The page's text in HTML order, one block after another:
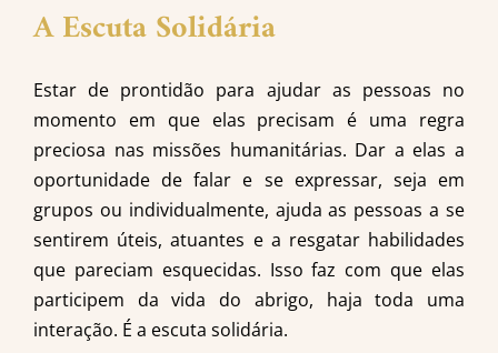
A Escuta Solidária
Estar de prontidão para ajudar as pessoas no
momento em que elas precisam é uma regra
preciosa nas missões humanitárias. Dar a elas a
oportunidade de falar e se expressar, seja em
grupos ou individualmente, ajuda as pessoas a se
sentirem úteis, atuantes e a resgatar habilidades
que pareciam esquecidas. Isso faz com que elas
participem da vida do abrigo, haja toda uma
interação. É a escuta solidária.